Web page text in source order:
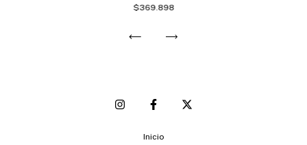
$369.898
Inicio